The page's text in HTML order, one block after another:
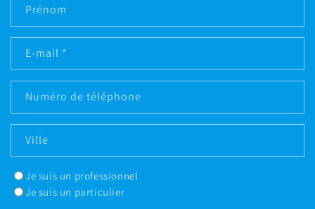
Prénom
E-mail *
Numéro de téléphone
Ville
Je suis un professionnel
Je suis un particulier